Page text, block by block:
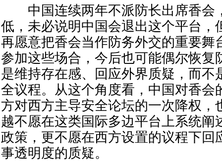
中国连续两年不派防长出席香会
低，未必说明中国会退出这个平台，
再愿意把香会当作防务外交的重要舞
参加这些场合，今后也可能偶尔恢复
是维持存在感、回应外界质疑，而不
全议程。从这个角度看，中国对香会
方对西方主导安全论坛的一次降权，
越不愿在这类国际多边平台上系统阐
政策，更不愿在西方设置的议程下回
事透明度的质疑。